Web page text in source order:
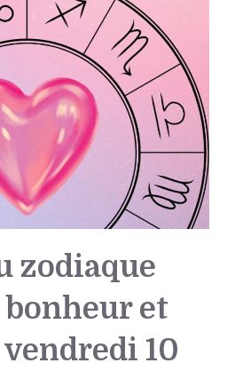
zodiaque
et
10